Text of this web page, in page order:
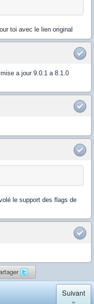
toi avec le lien original
a jour 9.0.1 a 8.1.0
le support des flags de
Suivant
»